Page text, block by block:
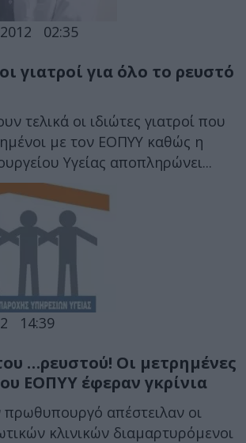
02:35
γιατροί για όλο το ρευστό
τελικά οι ιδιώτες γιατροί που
με τον ΕΟΠΥΥ καθώς η
Υγείας αποπληρώνει...
14:39
…ρευστού! Οι μετρημένες
ΕΟΠΥΥ έφεραν γκρίνια
πρωθυπουργό απέστειλαν οι
κλινικών διαμαρτυρόμενοι